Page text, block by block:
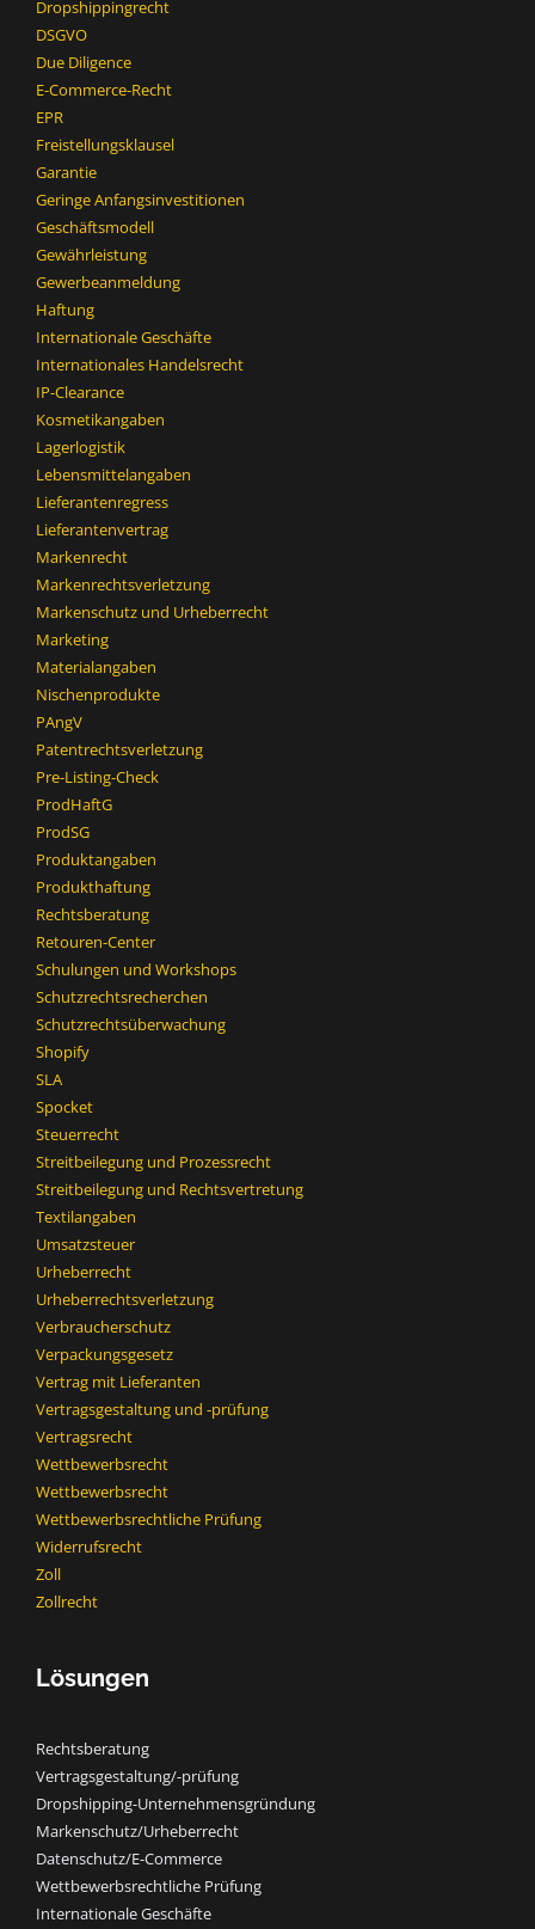
Dropshippingrecht
DSGVO
Due Diligence
E-Commerce-Recht
EPR
Freistellungsklausel
Garantie
Geringe Anfangsinvestitionen
Geschäftsmodell
Gewährleistung
Gewerbeanmeldung
Haftung
Internationale Geschäfte
Internationales Handelsrecht
IP-Clearance
Kosmetikangaben
Lagerlogistik
Lebensmittelangaben
Lieferantenregress
Lieferantenvertrag
Markenrecht
Markenrechtsverletzung
Markenschutz und Urheberrecht
Marketing
Materialangaben
Nischenprodukte
PAngV
Patentrechtsverletzung
Pre-Listing-Check
ProdHaftG
ProdSG
Produktangaben
Produkthaftung
Rechtsberatung
Retouren-Center
Schulungen und Workshops
Schutzrechtsrecherchen
Schutzrechtsüberwachung
Shopify
SLA
Spocket
Steuerrecht
Streitbeilegung und Prozessrecht​
Streitbeilegung und Rechtsvertretung
Textilangaben
Umsatzsteuer
Urheberrecht
Urheberrechtsverletzung
Verbraucherschutz
Verpackungsgesetz
Vertrag mit Lieferanten
Vertragsgestaltung und -prüfung
Vertragsrecht
Wettbewerbsrecht
Wettbewerbsrecht​
Wettbewerbsrechtliche Prüfung
Widerrufsrecht
Zoll
Zollrecht
Lösungen
Rechtsberatung
Vertragsgestaltung/-prüfung
Dropshipping-Unternehmensgründung
Markenschutz/Urheberrecht
Datenschutz/E-Commerce
Wettbewerbsrechtliche Prüfung
Internationale Geschäfte